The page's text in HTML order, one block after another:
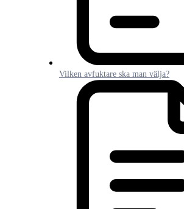
Vilken avfuktare ska man välja?